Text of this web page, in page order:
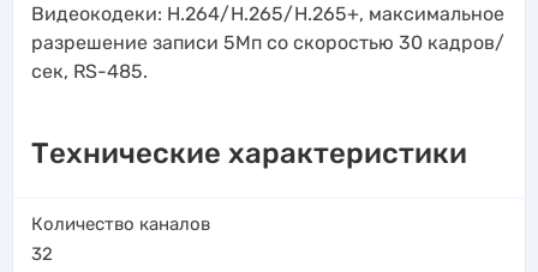
Видеокодеки: H.264/H.265/H.265+, максимальное
разрешение записи 5Мп со скоростью 30 кадров/
сек, RS-485.
Технические характеристики
Количество каналов
32